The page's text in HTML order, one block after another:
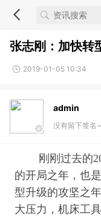
张志刚：加快转
2019-01-05 10:34
admin
没有留下签名
刚刚过去的
的开局之年，也
型升级的攻坚之
大压力，机床工